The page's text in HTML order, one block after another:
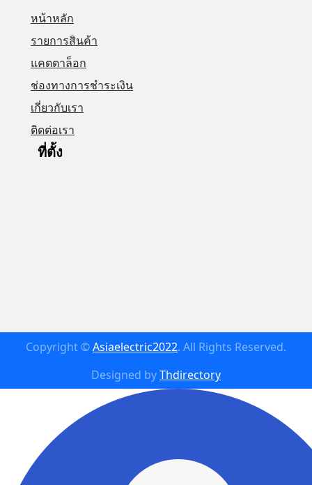
หน้าหลัก
รายการสินค้า
แคตตาล็อก
ช่องทางการชำระเงิน
เกี่ยวกับเรา
ติดต่อเรา
ที่ตั้ง
Copyright ©Asiaelectric2022. All Rights Reserved.
Designed byThdirectory